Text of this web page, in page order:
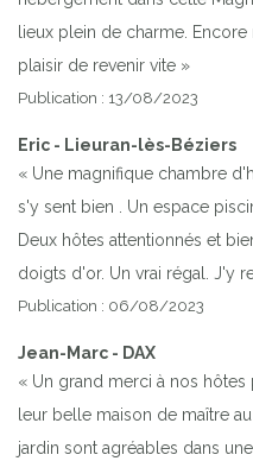
lieux plein de charme.
plaisir de revenir vite »
Publication : 13/08/2023
Eric - Lieuran-lès-Béziers
« Une magnifique chambre
s'y sent bien . Un espace
Deux hôtes attentionnés et
doigts d'or. Un vrai régal. J'y
Publication : 06/08/2023
Jean-Marc - DAX
« Un grand merci à nos
leur belle maison de maître
jardin sont agréables dans